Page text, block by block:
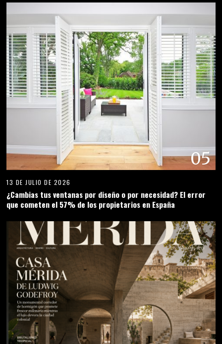
05
13 DE JULIO DE 2026
¿Cambias tus ventanas por diseño o por necesidad? El error
que cometen el 57% de los propietarios en España